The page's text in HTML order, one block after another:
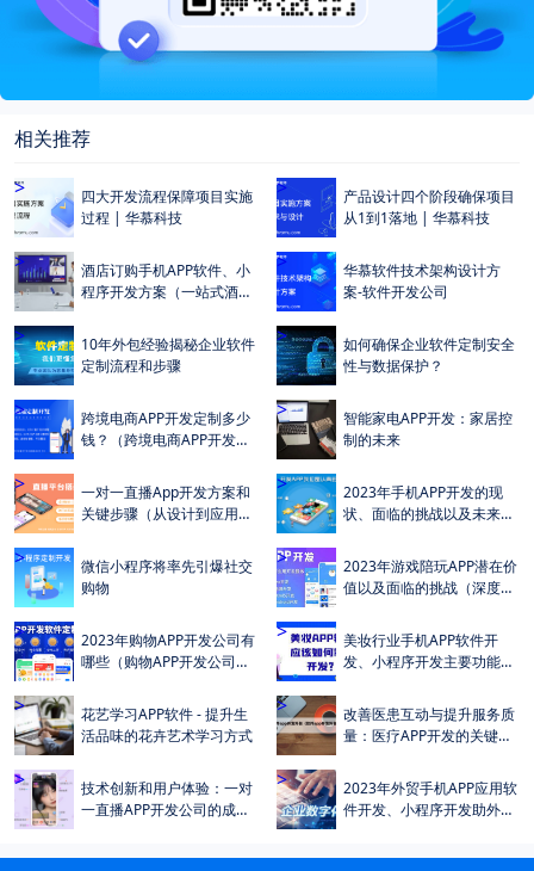
相关推荐
>
四大开发流程保障项目实施
过程 | 华慕科技
>
产品设计四个阶段确保项目
从1到1落地 | 华慕科技
>
酒店订购手机APP软件、小
程序开发方案（一站式酒店
>
华慕软件技术架构设计方
案-软件开发公司
>
10年外包经验揭秘企业软件
定制流程和步骤
>
如何确保企业软件定制安全
性与数据保护？
>
跨境电商APP开发定制多少
钱？（跨境电商APP开发定
>
智能家电APP开发：家居控
制的未来
>
一对一直播App开发方案和
关键步骤（从设计到应用商
>
2023年手机APP开发的现
状、面临的挑战以及未来的
>
微信小程序将率先引爆社交
购物
>
2023年游戏陪玩APP潜在价
值以及面临的挑战（深度解
>
2023年购物APP开发公司有
哪些（购物APP开发公司排
>
美妆行业手机APP软件开
发、小程序开发主要功能介
>
花艺学习APP软件 - 提升生
活品味的花卉艺术学习方式
>
改善医患互动与提升服务质
量：医疗APP开发的关键作
>
技术创新和用户体验：一对
一直播APP开发公司的成功
>
2023年外贸手机APP应用软
件开发、小程序开发助外贸